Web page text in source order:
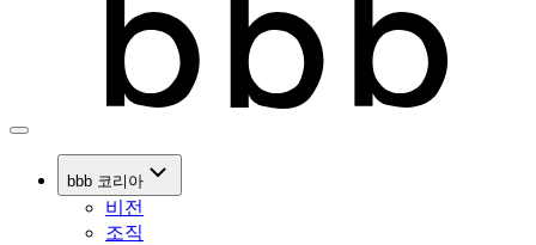
bbb 코리아
비전
조직